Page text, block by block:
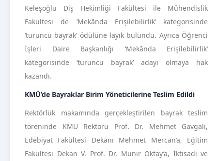
Keleşoğlu Diş Hekimliği Fakültesi ile Mühendislik
Fakültesi de ‘Mekânda Erişilebilirlik’ kategorisinde
‘turuncu bayrak’ ödülüne layık bulundu. Ayrıca Öğrenci
İşleri Daire Başkanlığı ‘Mekânda Erişilebilirlik’
kategorisinde ‘turuncu bayrak’ adayı olmaya hak
kazandı.
KMÜ’de Bayraklar Birim Yöneticilerine Teslim Edildi
Rektörlük makamında gerçekleştirilen bayrak teslim
töreninde KMÜ Rektörü Prof. Dr. Mehmet Gavgalı,
Edebiyat Fakültesi Dekanı Mehmet Mercan’a, Eğitim
Fakültesi Dekan V. Prof. Dr. Münir Oktay’a, İktisadi ve